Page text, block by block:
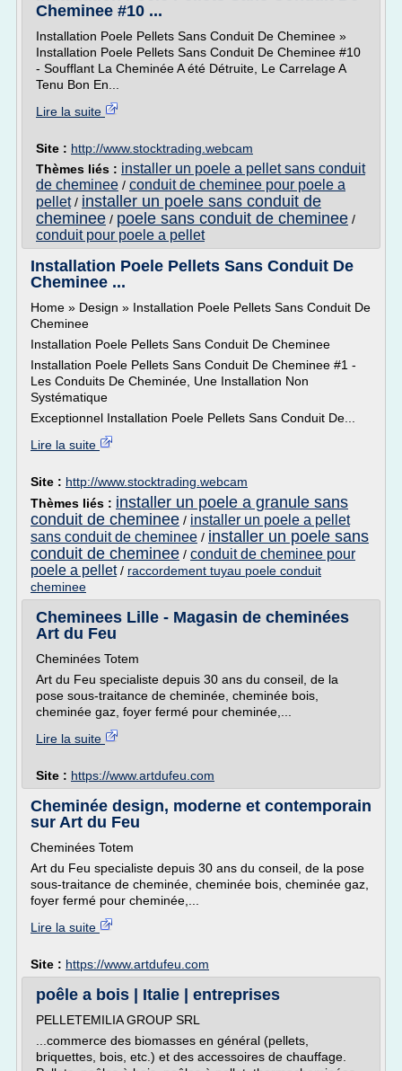
Cheminee #10 ...
Installation Poele Pellets Sans Conduit De Cheminee »
Installation Poele Pellets Sans Conduit De Cheminee #10
- Soufflant La Cheminée A été Détruite, Le Carrelage A
Tenu Bon En...
Lire la suite
Site : http://www.stocktrading.webcam
Thèmes liés : installer un poele a pellet sans conduit
de cheminee / conduit de cheminee pour poele a
pellet/ installer un poele sans conduit de
cheminee / poele sans conduit de cheminee /
conduit pour poele a pellet
Installation Poele Pellets Sans Conduit De
Cheminee ...
Home » Design » Installation Poele Pellets Sans Conduit De
Cheminee
Installation Poele Pellets Sans Conduit De Cheminee
Installation Poele Pellets Sans Conduit De Cheminee #1 -
Les Conduits De Cheminée, Une Installation Non
Systématique
Exceptionnel Installation Poele Pellets Sans Conduit De...
Lire la suite
Site : http://www.stocktrading.webcam
Thèmes liés : installer un poele a granule sans
conduit de cheminee / installer un poele a pellet
sans conduit de cheminee / installer un poele sans
conduit de cheminee / conduit de cheminee pour
poele a pellet/ raccordement tuyau poele conduit
cheminee
Cheminees Lille - Magasin de cheminées
Art du Feu
Cheminées Totem
Art du Feu specialiste depuis 30 ans du conseil, de la
pose sous-traitance de cheminée, cheminée bois,
cheminée gaz, foyer fermé pour cheminée,...
Lire la suite
Site : https://www.artdufeu.com
Cheminée design, moderne et contemporain
sur Art du Feu
Cheminées Totem
Art du Feu specialiste depuis 30 ans du conseil, de la pose
sous-traitance de cheminée, cheminée bois, cheminée gaz,
foyer fermé pour cheminée,...
Lire la suite
Site : https://www.artdufeu.com
poêle a bois | Italie | entreprises
PELLETEMILIA GROUP SRL
...commerce des biomasses en général (pellets,
briquettes, bois, etc.) et des accessoires de chauffage.